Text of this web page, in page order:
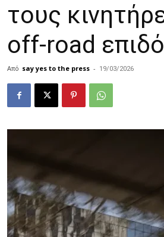
τους
off-road
Από say yes to the press - 19/03/2026